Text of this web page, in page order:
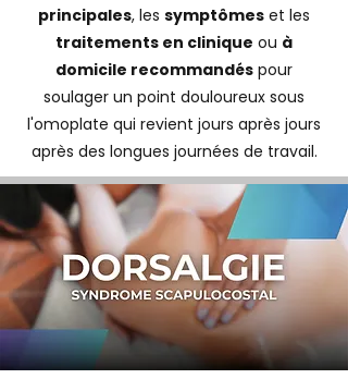
principales, les symptômes et les
traitements en clinique ou à
domicile recommandés pour
soulager un point douloureux sous
l'omoplate qui revient jours après jours
après des longues journées de travail.